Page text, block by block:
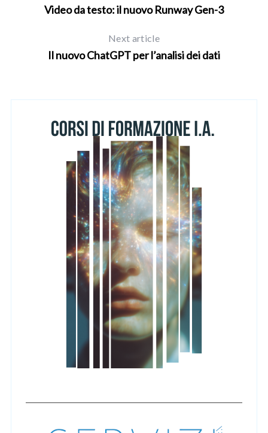
Video da testo: il nuovo Runway Gen-3
Next article
Il nuovo ChatGPT per l’analisi dei dati